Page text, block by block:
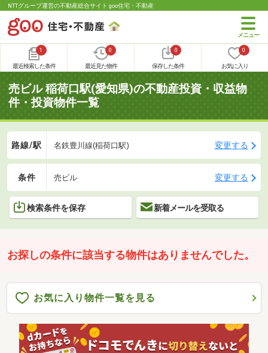
NTTグループ運営の不動産総合サイト goo住宅・不動産
1
最近検索した条件
0
最近見た物件
0
保存した条件
0
お気に入り
売ビル 稲荷口駅(愛知県)の不動産投資・収益物
件・投資物件一覧
路線/駅 名鉄豊川線(稲荷口駅) 変更する
条件 売ビル 変更する
検索条件を保存 新着メールを受取る
お探しの条件に該当する物件はありませんでした。
お気に入り物件一覧を見る